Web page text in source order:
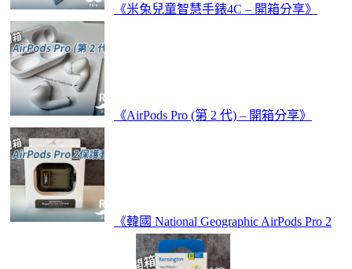
《米兔兒童智慧手錶4C – 開箱分享》
《AirPods Pro (第 2 代) – 開箱分享》
《韓國 National Geographic AirPods Pro 2